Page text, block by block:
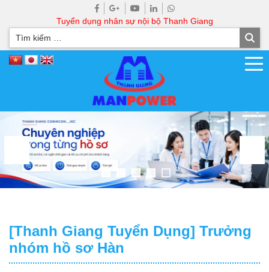
Tuyển dụng nhân sự nội bộ Thanh Giang
[Thanh Giang Tuyển Dụng] Trưởng
nhóm hồ sơ Hàn